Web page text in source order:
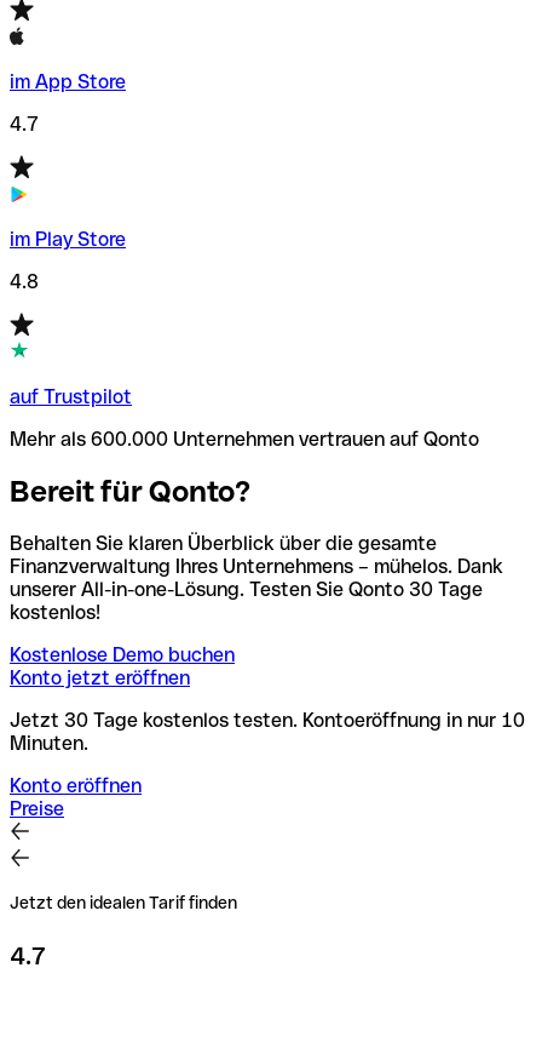
im App Store
4.7
im Play Store
4.8
auf Trustpilot
Mehr als 600.000 Unternehmen vertrauen auf Qonto
Bereit für Qonto?
Behalten Sie klaren Überblick über die gesamte
Finanzverwaltung Ihres Unternehmens – mühelos. Dank
unserer All-in-one-Lösung. Testen Sie Qonto 30 Tage
kostenlos!
Kostenlose Demo buchen
Konto jetzt eröffnen
Jetzt 30 Tage kostenlos testen. Kontoeröffnung in nur 10
Minuten.
Konto eröffnen
Preise
Jetzt den idealen Tarif finden
4.7